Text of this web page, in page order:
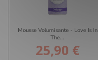
Mousse Volumisante - Love Is In
The...
Prix
25,90 €